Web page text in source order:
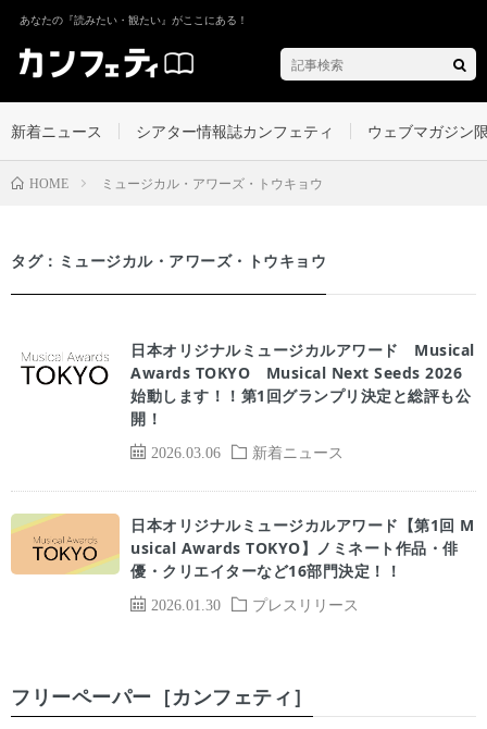
あなたの『読みたい・観たい』がここにある！
新着ニュース シアター情報誌カンフェティ ウェブマガジン
HOME ミュージカル・アワーズ・トウキョウ
タグ：ミュージカル・アワーズ・トウキョウ
2026.03.06 新着ニュース
日本オリジナルミュージカルアワード Musical
Awards TOKYO Musical Next Seeds 2026
始動します！！第1回グランプリ決定と総評も公
開！
2026.01.30 プレスリリース
⽇本オリジナルミュージカルアワード【第1回 M
usical Awards TOKYO】ノミネート作品・俳
優・クリエイターなど16部⾨決定！！
フリーペーパー［カンフェティ］